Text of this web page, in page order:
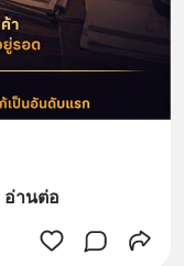
อ่านต่อ